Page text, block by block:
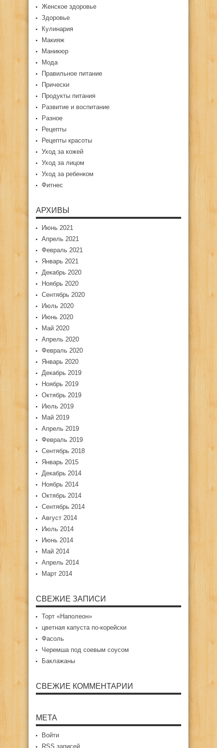
Женское здоровье
Здоровье
Кулинария
Макияж
Маникюр
Мода
Правильное питание
Прически
Продукты питания
Развитие и воспитание
Разное
Рецепты
Рецепты красоты
Уход за кожей
Уход за лицом
Уход за ребенком
Фитнес
АРХИВЫ
Июнь 2021
Апрель 2021
Февраль 2021
Январь 2021
Декабрь 2020
Ноябрь 2020
Сентябрь 2020
Июль 2020
Июнь 2020
Май 2020
Апрель 2020
Февраль 2020
Январь 2020
Декабрь 2019
Ноябрь 2019
Октябрь 2019
Июль 2019
Май 2019
Апрель 2019
Февраль 2019
Сентябрь 2018
Январь 2015
Декабрь 2014
Ноябрь 2014
Октябрь 2014
Сентябрь 2014
Август 2014
Июль 2014
Июнь 2014
Май 2014
Апрель 2014
Март 2014
СВЕЖИЕ ЗАПИСИ
Торт «Наполеон»
цветная капуста по-корейски
Фасоль
Черемша под соевым соусом
Баклажаны
СВЕЖИЕ КОММЕНТАРИИ
МЕТА
Войти
RSS записей